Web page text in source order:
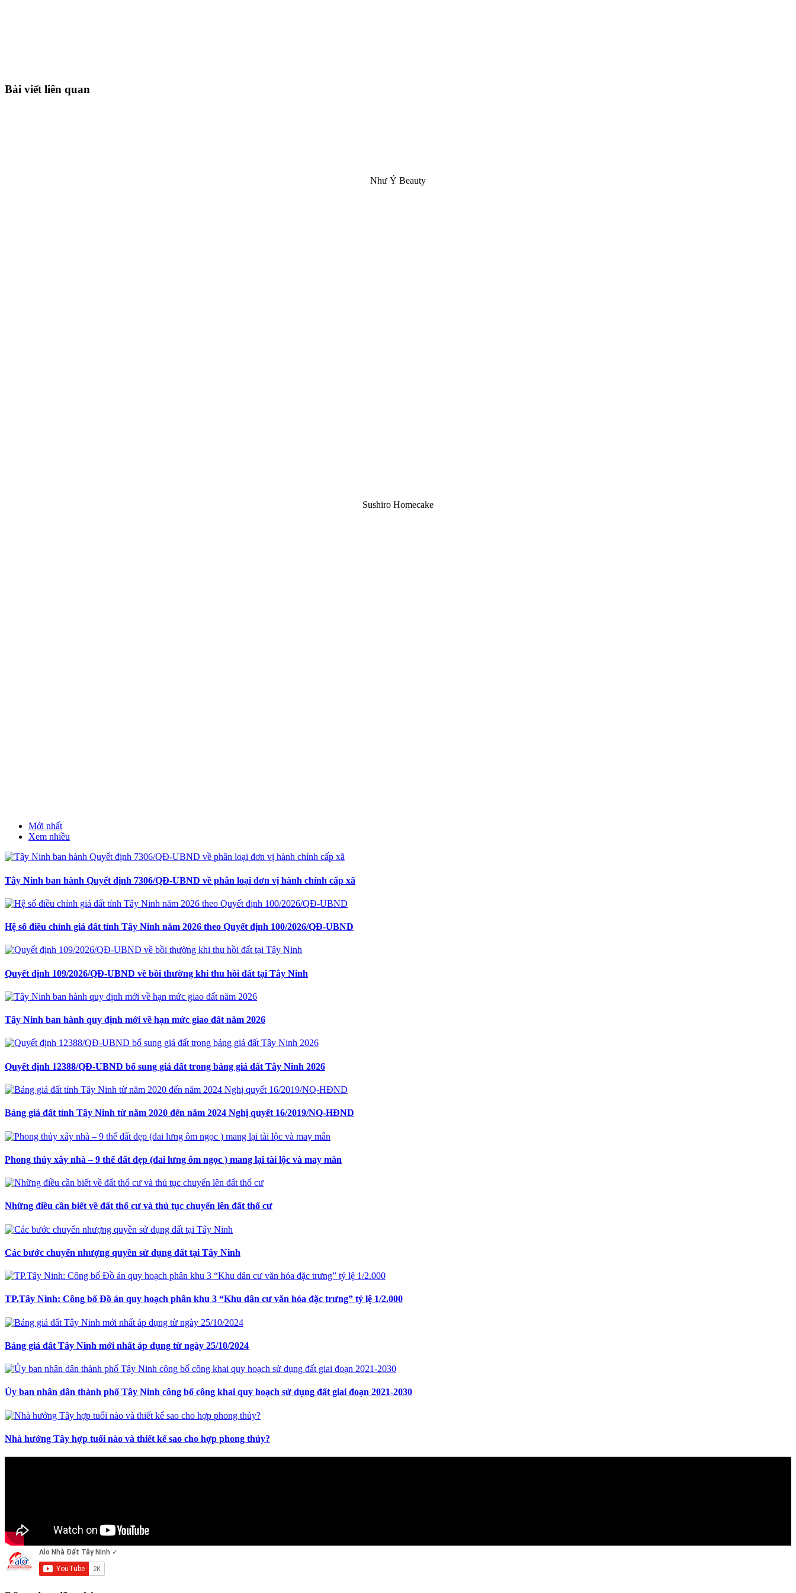
Bài viết liên quan
Như Ý Beauty
Sushiro Homecake
Mới nhất
Xem nhiều
Tây Ninh ban hành Quyết định 7306/QĐ-UBND về phân loại đơn vị hành chính cấp xã
Hệ số điều chỉnh giá đất tỉnh Tây Ninh năm 2026 theo Quyết định 100/2026/QĐ-UBND
Quyết định 109/2026/QĐ-UBND về bồi thường khi thu hồi đất tại Tây Ninh
Tây Ninh ban hành quy định mới về hạn mức giao đất năm 2026
Quyết định 12388/QĐ-UBND bổ sung giá đất trong bảng giá đất Tây Ninh 2026
Bảng giá đất tỉnh Tây Ninh từ năm 2020 đến năm 2024 Nghị quyết 16/2019/NQ-HĐND
Phong thủy xây nhà – 9 thế đất đẹp (đai lưng ôm ngọc ) mang lại tài lộc và may mắn
Những điều cần biết về đất thổ cư và thủ tục chuyển lên đất thổ cư
Các bước chuyển nhượng quyền sử dụng đất tại Tây Ninh
TP.Tây Ninh: Công bố Đồ án quy hoạch phân khu 3 “Khu dân cư văn hóa đặc trưng” tỷ lệ 1/2.000
Bảng giá đất Tây Ninh mới nhất áp dụng từ ngày 25/10/2024
Ủy ban nhân dân thành phố Tây Ninh công bố công khai quy hoạch sử dụng đất giai đoạn 2021-2030
Nhà hướng Tây hợp tuổi nào và thiết kế sao cho hợp phong thủy?